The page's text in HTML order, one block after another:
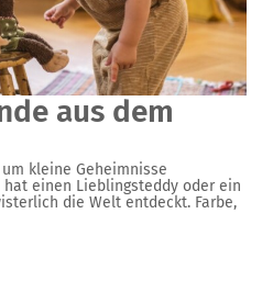
aus dem
kleine Geheimnisse
einen Lieblingsteddy oder ein
die Welt entdeckt. Farbe,